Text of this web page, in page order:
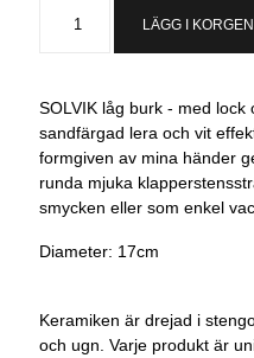
LÄGG I KORGEN
SOLVIK låg burk - med
sandfärgad lera och vit
formgiven av mina händer
runda mjuka
smycken eller som enkel
Diameter: 17cm
Keramiken är drejad i
och ugn. Varje produkt är